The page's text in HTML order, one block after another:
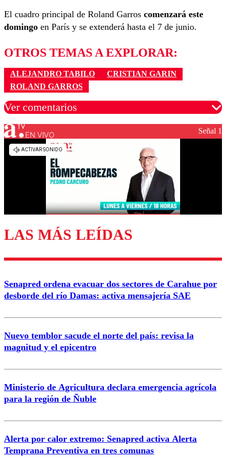
El cuadro principal de Roland Garros comenzará este
domingo en París y se extenderá hasta el 7 de junio.
OTROS TEMAS A EXPLORAR:
ALEJANDRO TABILO
CRISTIAN GARIN
ROLAND GARROS
Ver comentarios
Los comentarios son moderados para garantizar un
diálogo respetuoso.
Enviar comentario
EN VIVO Señal 1
LAS MÁS LEÍDAS
Senapred ordena evacuar dos sectores de Carahue por
desborde del río Damas: activa mensajería SAE
Nuevo temblor sacude el norte del país: revisa la
magnitud y el epicentro
Ministerio de Agricultura declara emergencia agrícola
para la región de Ñuble
Alerta por calor extremo: Senapred activa Alerta
Temprana Preventiva en tres comunas